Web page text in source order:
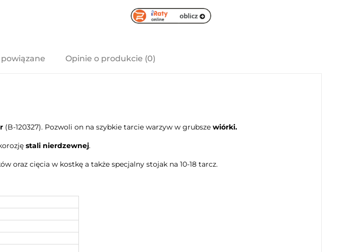
Opinie o produkcie (0)
(B-120327). Pozwoli on na szybkie tarcie warzyw w grubsze wiórki.
stali nierdzewnej.
oraz cięcia w kostkę a także specjalny stojak na 10-18 tarcz.